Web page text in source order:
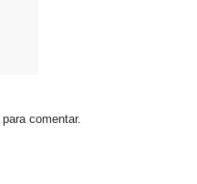
para comentar.